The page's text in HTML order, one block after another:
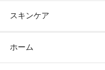
スキンケア
ホーム